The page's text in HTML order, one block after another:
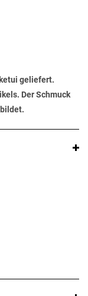
geliefert.
Der Schmuck